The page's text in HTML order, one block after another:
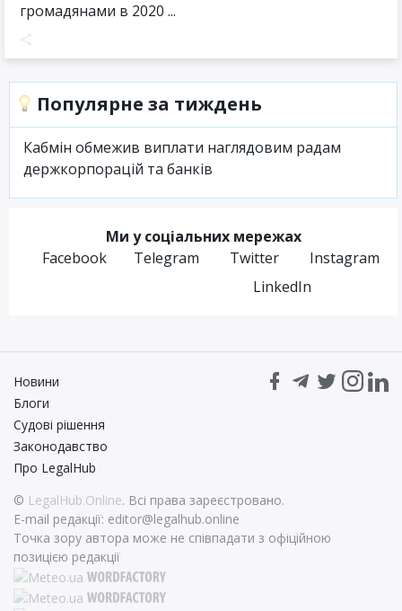
громадянами в 2020 ...
Популярне за тиждень
Кабмін обмежив виплати наглядовим радам
держкорпорацій та банків
Ми у соціальних мережах
Facebook
Telegram Twitter
Instagram
LinkedIn
© LegalHub.Online. Всі права зареєстровано.
E-mail редакції: editor@legalhub.online
Точка зору автора може не співпадати з офіційною
позицією редакції
Новини
Блоги
Судові рішення
Законодавство
Про LegalHub